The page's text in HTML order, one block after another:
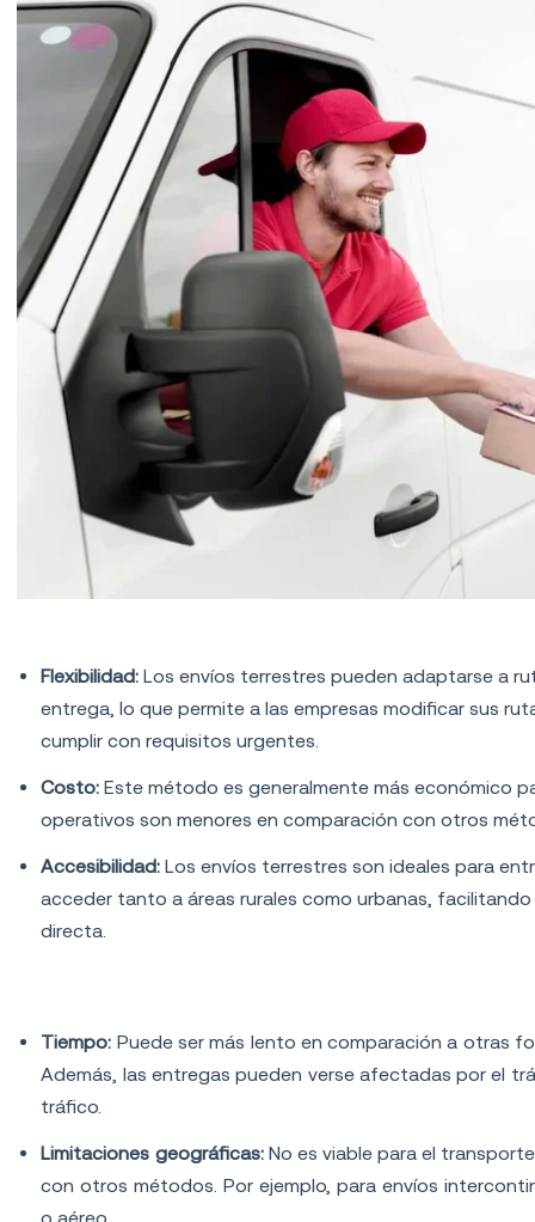
Flexibilidad: Los envíos terrestres pueden adaptarse a
entrega, lo que permite a las empresas modificar sus
cumplir con requisitos urgentes.
Costo: Este método es generalmente más económico
operativos son menores en comparación con otros
Accesibilidad: Los envíos terrestres son ideales para
acceder tanto a áreas rurales como urbanas,
directa.
Tiempo: Puede ser más lento en comparación a otras
Además, las entregas pueden verse afectadas por el
tráfico.
Limitaciones geográficas:No es viable para el
con otros métodos. Por ejemplo, para envíos
o aéreo.